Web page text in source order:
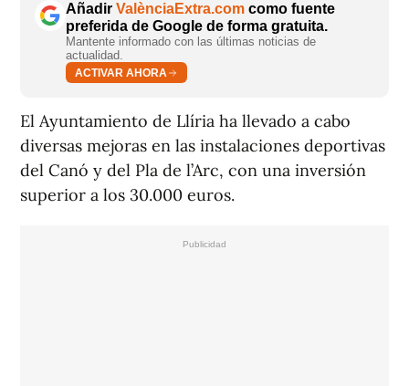
Añadir ValènciaExtra.com como fuente
preferida de Google de forma gratuita.
Mantente informado con las últimas noticias de
actualidad.
ACTIVAR AHORA
El Ayuntamiento de Llíria ha llevado a cabo
diversas mejoras en las instalaciones deportivas
del Canó y del Pla de l’Arc, con una inversión
superior a los 30.000 euros.